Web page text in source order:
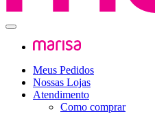
Meus Pedidos
Nossas Lojas
Atendimento
Como comprar